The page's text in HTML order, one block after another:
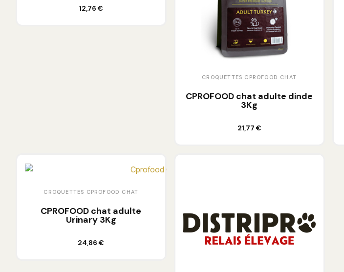
12,76 €
Ajouter au panier
CROQUETTES CPROFOOD CHAT
CPROFOOD chat adulte dinde
3Kg
21,77 €
Ajouter au panier
CROQUETTES CPROFOOD CHAT
CPROFOOD chat adulte
Urinary 3Kg
24,86 €
Ajouter au panier